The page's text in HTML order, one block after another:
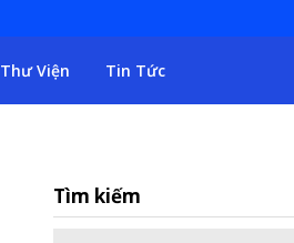
Thư Viện Tin Tức
Tìm kiếm